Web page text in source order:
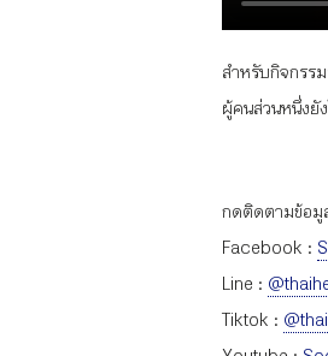
สำหรับกิจกรร
ผู้คนส่วนหนึ่งยั
กดติดตามข้อมู
Facebook :
Line :
Tiktok :